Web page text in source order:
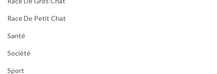
Race De Petit Chat
Santé
Société
Sport